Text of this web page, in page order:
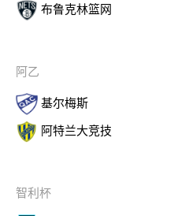
布鲁克林篮网
阿乙
基尔梅斯
阿特兰大竞技
智利杯